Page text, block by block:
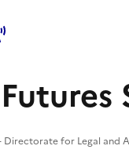
Directorate for Legal and